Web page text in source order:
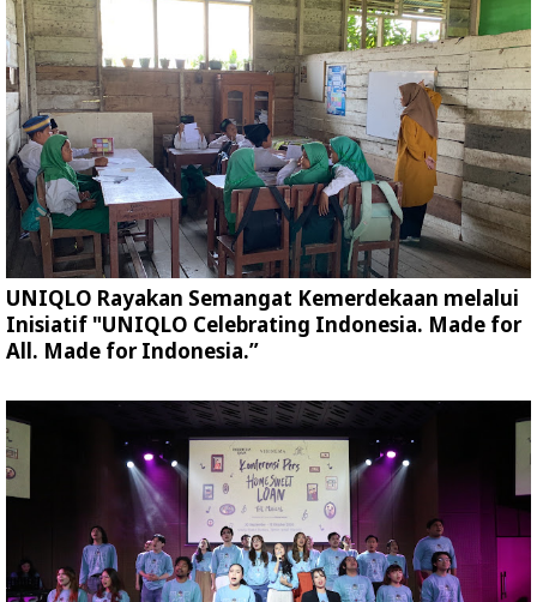
UNIQLO Rayakan Semangat Kemerdekaan melalui
Inisiatif "UNIQLO Celebrating Indonesia. Made for
All. Made for Indonesia.”